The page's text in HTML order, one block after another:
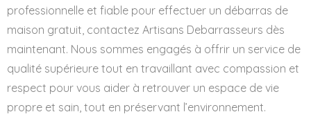
professionnelle et fiable pour effectuer un débarras de
maison gratuit, contactez Artisans Debarrasseurs dès
maintenant. Nous sommes engagés à offrir un service de
qualité supérieure tout en travaillant avec compassion et
respect pour vous aider à retrouver un espace de vie
propre et sain, tout en préservant l’environnement.